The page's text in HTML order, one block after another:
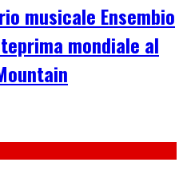
musicale Ensembio
mondiale al